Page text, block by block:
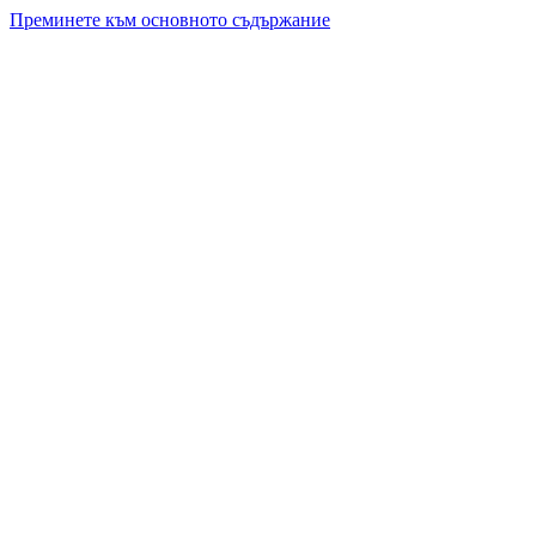
Преминете към основното съдържание